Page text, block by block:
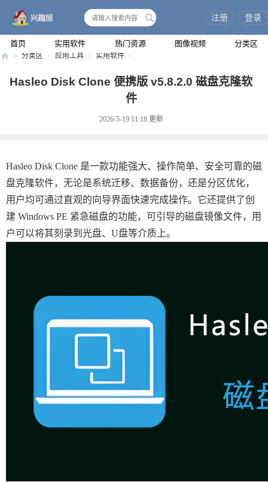
首页 实用软件 热门资源 图像视频 分类区
注册 登录
» 分类区 › 应用工具 › 实用软件 ›
Hasleo Disk Clone 便携版 v5.8.2.0 磁盘克隆软
件
2026-5-19 11:18 更新
Hasleo Disk Clone 是一款功能强大、操作简单、安全可靠的磁
盘克隆软件，无论是系统迁移、数据备份，还是分区优化，
用户均可通过直观的向导界面快速完成操作。它还提供了创
建 Windows PE 紧急磁盘的功能，可引导的磁盘镜像文件，用
户可以将其刻录到光盘、U盘等介质上。